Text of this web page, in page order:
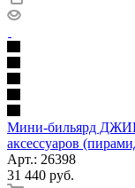
Мини-бильярд
аксессуаров
Арт.: 26398
31 440 руб.